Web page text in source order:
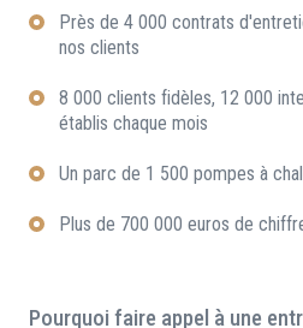
Près de 4 000 contrats
nos clients
8 000 clients fidèles, 12 000
établis chaque mois
Un parc de 1 500 pompes à
Plus de 700 000 euros de
Pourquoi faire appel à une